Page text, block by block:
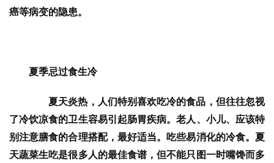
癌等病变的隐患。
夏季忌过食生冷
夏天炎热，人们特别喜欢吃冷的食品，但往往忽视
了冷饮凉食的卫生容易引起肠胃疾病。老人、小儿、应该特
别注意膳食的合理搭配，最好适当。吃些易消化的冷食。夏
天蔬菜生吃是很多人的最佳食谱，但不能只图一时嘴馋而多